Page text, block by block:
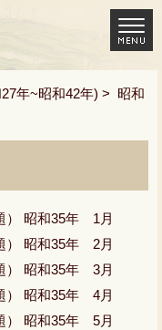
年~昭和42年) > 昭和
） 昭和35年 1月
） 昭和35年 2月
） 昭和35年 3月
） 昭和35年 4月
） 昭和35年 5月